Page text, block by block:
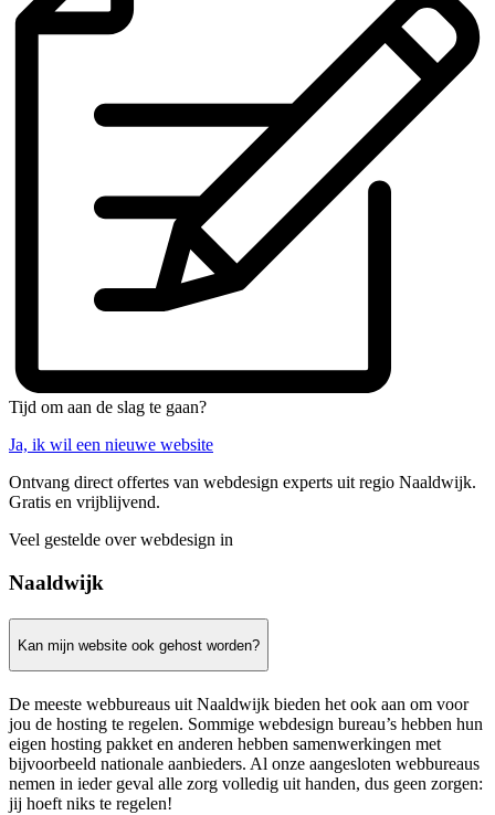
Tijd om aan de slag te gaan?
Ja, ik wil een nieuwe website
Ontvang direct offertes van webdesign experts uit regio Naaldwijk.
Gratis en vrijblijvend.
Veel gestelde over webdesign in
Naaldwijk
Kan mijn website ook gehost worden?
De meeste webbureaus uit Naaldwijk bieden het ook aan om voor
jou de hosting te regelen. Sommige webdesign bureau’s hebben hun
eigen hosting pakket en anderen hebben samenwerkingen met
bijvoorbeeld nationale aanbieders. Al onze aangesloten webbureaus
nemen in ieder geval alle zorg volledig uit handen, dus geen zorgen:
jij hoeft niks te regelen!